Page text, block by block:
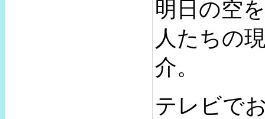
明日の空
人たちの
介。
テレビで